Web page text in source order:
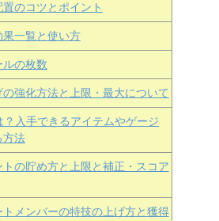
のコツとポイント
一覧と使い方
の枚数
強化方法と上限・最大について
？入手できるアイテムやゲージ
方法
の貯め方と上限と補正・スコア
メンバーの特技の上げ方と獲得